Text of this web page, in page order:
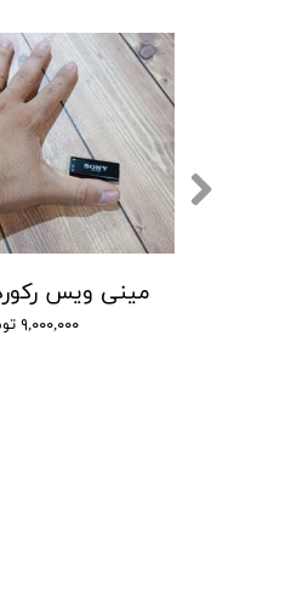
۹,۰۰۰,۰۰۰ تومان